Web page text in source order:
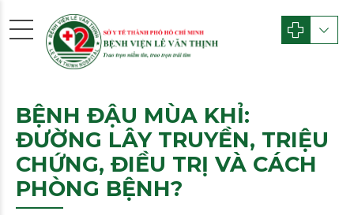
BỆNH ĐẬU MÙA KHỈ:
ĐƯỜNG LÂY TRUYỀN, TRIỆU
CHỨNG, ĐIỀU TRỊ VÀ CÁCH
PHÒNG BỆNH?